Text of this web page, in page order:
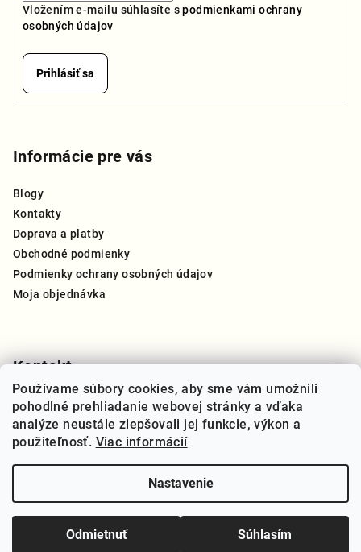
Používame súbory cookies, aby sme vám umožnili
pohodlné prehliadanie webovej stránky a vďaka
analýze neustále zlepšovali jej funkcie, výkon a
použiteľnosť. Viac informácií
Nastavenie
Odmietnuť Súhlasím
Vložením e-mailu súhlasíte spodmienkami ochrany
osobných údajov
Prihlásiť sa
Informácie pre vás
Blogy
Kontakty
Doprava a platby
Obchodné podmienky
Podmienky ochrany osobných údajov
Moja objednávka
Kontakt
info@thegreat.sk
+421 910 909 270
Upraviť nastavenie cookies